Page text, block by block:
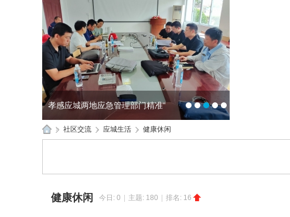
孝感应城两地应急管理部门精准“
1 2 3 4 5
活
» 社区交流 › 应城生活 › 健康休闲
健康休闲 今日: 0 主题: 180 排名: 16